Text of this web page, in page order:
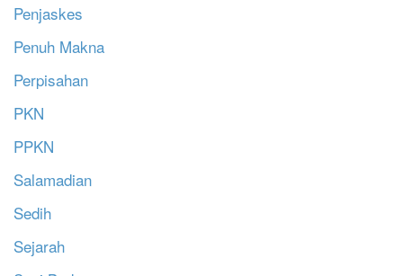
Penjaskes
Penuh Makna
Perpisahan
PKN
PPKN
Salamadian
Sedih
Sejarah